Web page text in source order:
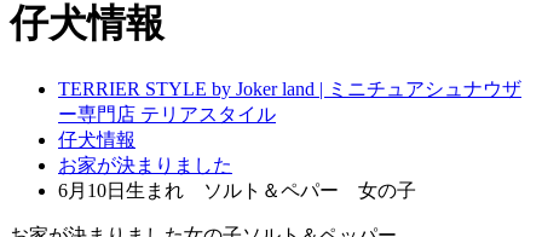
仔犬情報
TERRIER STYLE by Joker land | ミニチュアシュナウザ
ー専門店 テリアスタイル
仔犬情報
お家が決まりました
6月10日生まれ ソルト＆ペパー 女の子